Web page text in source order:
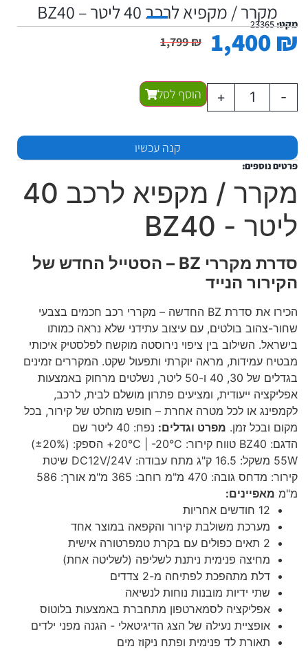
מקרר / מקפיא לרכב 40 ליטר – BZ40
מקט:23365
1,799₪ 1,400₪
-
+ הוסף לסל
קנה עכשיו
פרטים נוספים:
מקרר / מקפיא לרכב 40
ליטר - BZ40
סדרת מקררי BZ – הסטייל החדש של
הקירור הנייד
הכירו את סדרת BZ החדשה – מקררי רכב חכמים בצבעי
שחור-צהוב בולטים, עם עיצוב עתידני שלא נראה כמותו
בישראל. השילוב בין ציפוי נירוסטה מוקשח לפלסטיק איכותי
מבטיח עמידות, מראה יוקרתי ותפעול שקט. המקררים זמינים
בגדלים של 30, 40 ו-50 ליטר, נשלטים מרחוק באמצעות
אפליקציה ייעודית, ומציעים פתרון מושלם לבית, לרכב,
לקמפינג או לכל מטרה אחרת – חופש מוחלט של קירור, בכל
מקום ובכל זמן. מפרט וגדלים:
נפח: 40 ליטר שם
הדגם: BZ40 טווח קירור: 20°C | -20°C+ הספק: (±20%)
55W משקל: 16.5 ק"ג מתח עבודה: DC12V/24V שיטת
קירור: מדחס גובה: 470 מ"מ רוחב: 365 מ"מ אורך: 586
מ"מ מאפיינים:
12 חודשים אחריות
מערכת משולבת קירור והקפאה במוצר אחד
2 תאים כפולים עם בקרת טמפרטורה אישית
מחיצה פנימית ניתנת לשליפה (לשליטה אחת)
דלת מתהפכת לפתיחה מ-2 צדדים
שתי ידיות מובנות נוחות לנשיאה
אפליקציה לסמארטפון מתחברת באמצעות בלוטוס
אופציית נעילה של הצג הדיגיטאלי - הגנה מפני ילדים
תאורת לד פנימית ופתח ניקוז מים